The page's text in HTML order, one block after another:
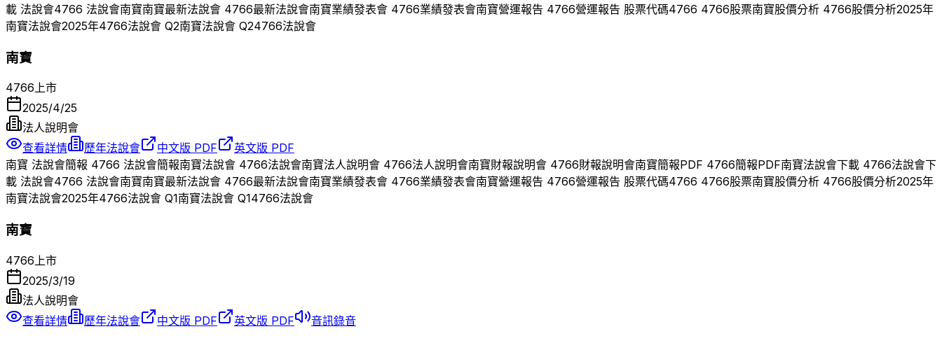
載 法說會4766 法說會南寶南寶最新法說會 4766最新法說會南寶業績發表會 4766業績發表會南寶營運報告 4766營運報告 股票代碼4766 4766股票南寶股價分析 4766股價分析2025年
南寶法說會2025年4766法說會 Q2南寶法說會 Q24766法說會
南寶
4766上市
2025/4/25
法人說明會
查看詳情
歷年法說會 中文版 PDF
英文版 PDF
南寶 法說會簡報 4766 法說會簡報南寶法說會 4766法說會南寶法人說明會 4766法人說明會南寶財報說明會 4766財報說明會南寶簡報PDF 4766簡報PDF南寶法說會下載 4766法說會下
載 法說會4766 法說會南寶南寶最新法說會 4766最新法說會南寶業績發表會 4766業績發表會南寶營運報告 4766營運報告 股票代碼4766 4766股票南寶股價分析 4766股價分析2025年
南寶法說會2025年4766法說會 Q1南寶法說會 Q14766法說會
南寶
4766 上市
2025/3/19
法人說明會
查看詳情
歷年法說會 中文版 PDF 英文版 PDF 音訊錄音